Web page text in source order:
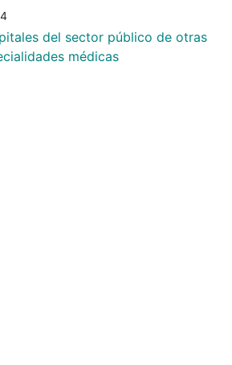
del sector público de otras
médicas